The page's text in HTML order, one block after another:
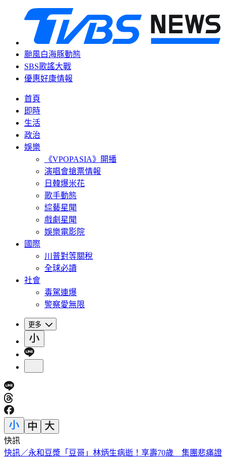
颱風白海豚動態
SBS歌謠大戰
優惠好康情報
首頁
即時
生活
政治
娛樂
《VPOPASIA》開播
演唱會搶票情報
日韓爆米花
歌手動態
綜藝星聞
戲劇星聞
娛樂電影院
國際
川普對等關稅
全球必讀
社會
毒駕連爆
警察愛無限
更多
快訊
獨／阿公比YA成訣別！家屬控「達文西手術劃破腸」術後12